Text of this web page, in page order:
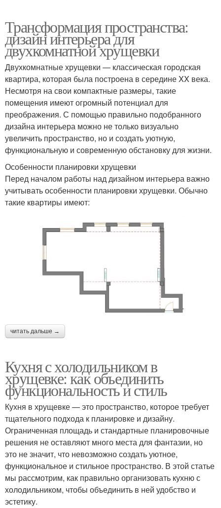
Трансформация пространства:
дизайн интерьера для
двухкомнатной хрущевки
Двухкомнатные хрущевки — классическая городская
квартира, которая была построена в середине XX века.
Несмотря на свои компактные размеры, такие
помещения имеют огромный потенциал для
преображения. С помощью правильно подобранного
дизайна интерьера можно не только визуально
увеличить пространство, но и создать уютную,
функциональную и современную обстановку для жизни.
Особенности планировки хрущевки
Перед началом работы над дизайном интерьера важно
учитывать особенности планировки хрущевки. Обычно
такие квартиры имеют:
читать дальше →
Кухня с холодильником в
хрущевке: как объединить
функциональность и стиль
Кухня в хрущевке — это пространство, которое требует
тщательного подхода к планировке и дизайну.
Ограниченная площадь и стандартные планировочные
решения не оставляют много места для фантазии, но
это не значит, что невозможно создать уютное,
функциональное и стильное пространство. В этой статье
мы рассмотрим, как правильно организовать кухню с
холодильником, чтобы объединить в ней удобство и
эстетику.